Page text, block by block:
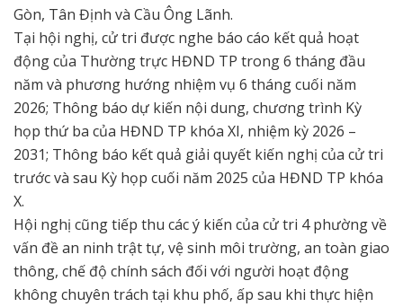
Gòn, Tân Định và Cầu Ông Lãnh.
Tại hội nghị, cử tri được nghe báo cáo kết quả hoạt
động của Thường trực HĐND TP trong 6 tháng đầu
năm và phương hướng nhiệm vụ 6 tháng cuối năm
2026; Thông báo dự kiến nội dung, chương trình Kỳ
họp thứ ba của HĐND TP khóa XI, nhiệm kỳ 2026 –
2031; Thông báo kết quả giải quyết kiến nghị của cử tri
trước và sau Kỳ họp cuối năm 2025 của HĐND TP khóa
X.
Hội nghị cũng tiếp thu các ý kiến của cử tri 4 phường về
vấn đề an ninh trật tự, vệ sinh môi trường, an toàn giao
thông, chế độ chính sách đối với người hoạt động
không chuyên trách tại khu phố, ấp sau khi thực hiện